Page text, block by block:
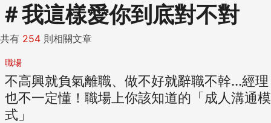
＃我這樣愛你到底對不對
共有 254 則相關文章
職場
不高興就負氣離職、做不好就辭職不幹...經理
也不一定懂！職場上你該知道的「成人溝通模
式」